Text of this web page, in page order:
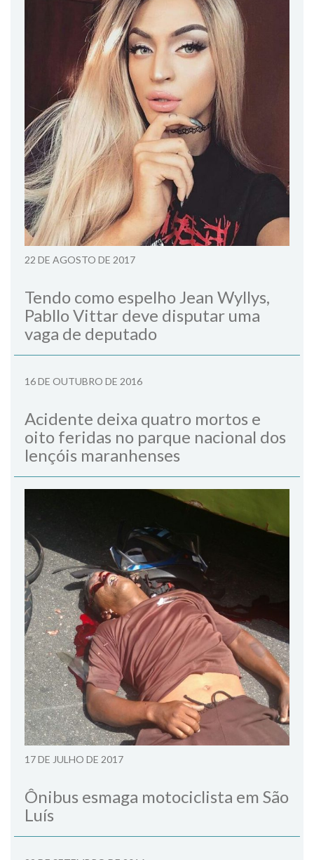
22 DE AGOSTO DE 2017
Tendo como espelho Jean Wyllys,
Pabllo Vittar deve disputar uma
vaga de deputado
16 DE OUTUBRO DE 2016
Acidente deixa quatro mortos e
oito feridas no parque nacional dos
lençóis maranhenses
17 DE JULHO DE 2017
Ônibus esmaga motociclista em São
Luís